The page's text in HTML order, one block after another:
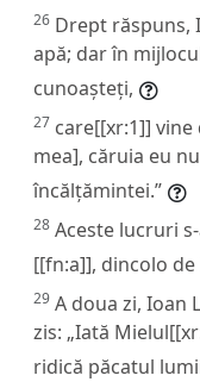
26 Drept răspuns,
apă; dar în
cunoașteți,
27 care[[xr:1]]
mea], căruia eu
încălțămintei.”
28 Aceste lucruri
[[fn:a]], dincolo
29 A doua zi, Ioan
zis: „Iată
ridică păcatul